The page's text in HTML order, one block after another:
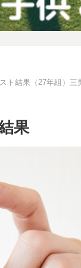
ト結果（27年組）三
果